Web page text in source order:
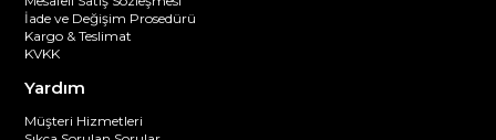
İade ve Değişim Prosedürü
Kargo & Teslimat
KVKK
Yardım
Müşteri Hizmetleri